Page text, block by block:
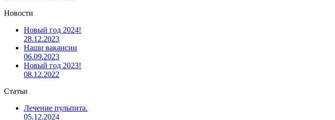
Новости
Новый год 2024!
28.12.2023
Наши вакансии
06.09.2023
Новый год 2023!
08.12.2022
Статьи
Лечение пульпита.
05.12.2024